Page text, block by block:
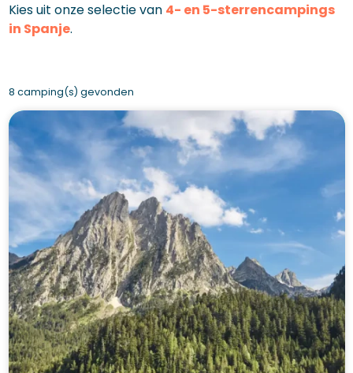
Kies uit onze selectie van 4- en 5-sterrencampings
in Spanje.
8 camping(s) gevonden